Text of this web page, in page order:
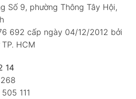
Số 9, phường Thông Tây Hội,
692 cấp ngày 04/12/2012 bởi
HCM
14
111